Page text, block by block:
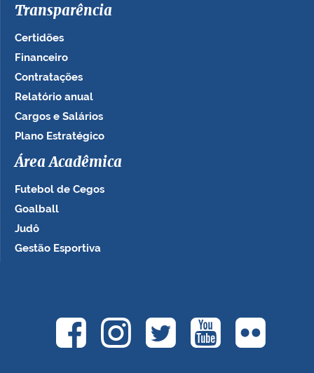
Transparência
Certidões
Financeiro
Contratações
Relatório anual
Cargos e Salários
Plano Estratégico
Área Acadêmica
Futebol de Cegos
Goalball
Judô
Gestão Esportiva